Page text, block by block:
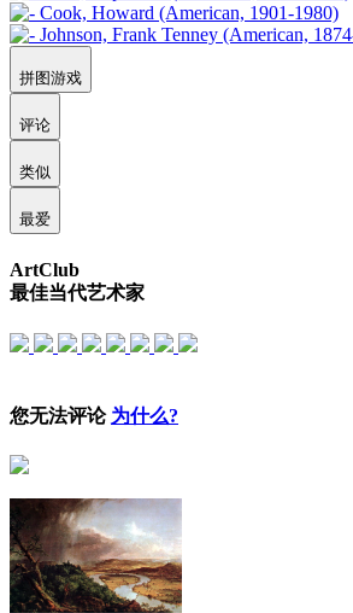
拼图游戏
评论
类似
最爱
ArtClub
最佳当代艺术家
您无法评论 为什么?